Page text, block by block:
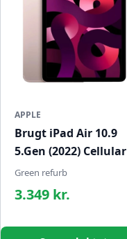
APPLE
Brugt iPad Air 10.9
5.Gen (2022) Cellular
Green refurb
3.349 kr.